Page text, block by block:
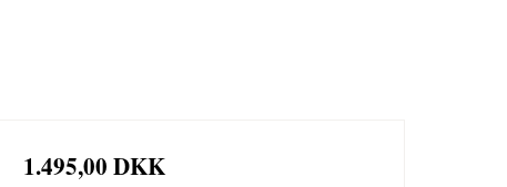
1.495,00 DKK